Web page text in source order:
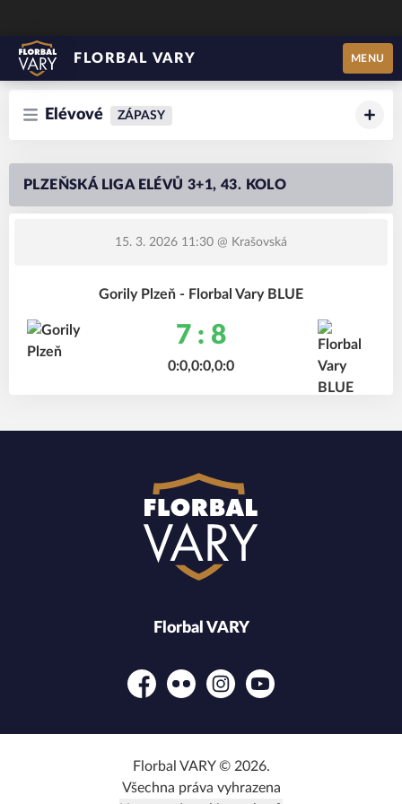
FLORBAL VARY MENU
Elévové ZÁPASY
PLZEŇSKÁ LIGA ELÉVŮ 3+1, 43. KOLO
15. 3. 2026 11:30 @ Krašovská
Gorily Plzeň - Florbal Vary BLUE
7 : 8
0:0,0:0,0:0
Florbal VARY
FacebookFlickr InstagramYouTube
Florbal VARY © 2026.
Všechna práva vyhrazena